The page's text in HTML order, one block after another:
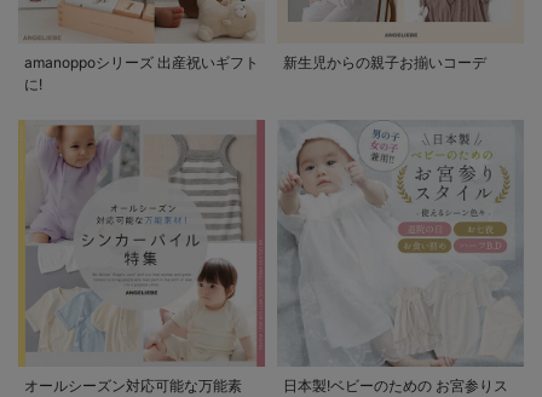
amanoppoシリーズ 出産祝いギフト
に!
新生児からの親子お揃いコーデ
オールシーズン対応可能な万能素
日本製!ベビーのための お宮参りス